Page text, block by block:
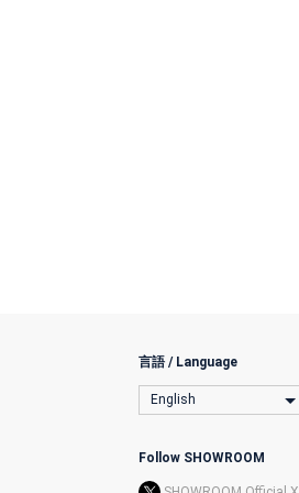
言語 / Language
English
Follow SHOWROOM